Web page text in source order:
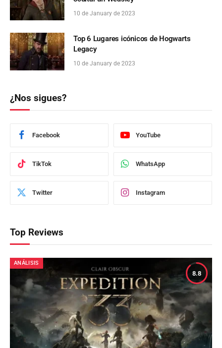
10 de January de 2023
Top 6 Lugares icónicos de Hogwarts
Legacy
10 de January de 2023
¿Nos sigues?
Facebook YouTube
TikTok WhatsApp
Twitter Instagram
Top Reviews
8.8
ANÁLISIS